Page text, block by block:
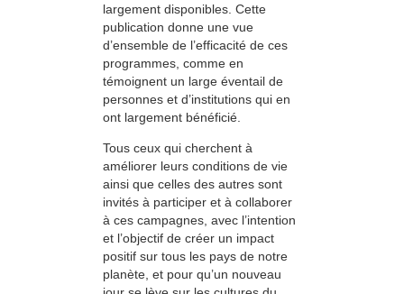
largement disponibles. Cette
publication donne une vue
d’ensemble de l’efficacité de ces
programmes, comme en
témoignent un large éventail de
personnes et d’institutions qui en
ont largement bénéficié.
Tous ceux qui cherchent à
améliorer leurs conditions de vie
ainsi que celles des autres sont
invités à participer et à collaborer
à ces campagnes, avec l’intention
et l’objectif de créer un impact
positif sur tous les pays de notre
planète, et pour qu’un nouveau